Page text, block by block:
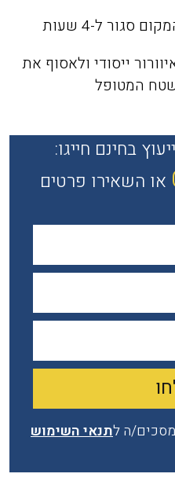
ל-4 שעות
ייסודי ולאסוף את
המטופל
בחינם חייגו:
או השאירו פרטים
ה לתנאי השימוש